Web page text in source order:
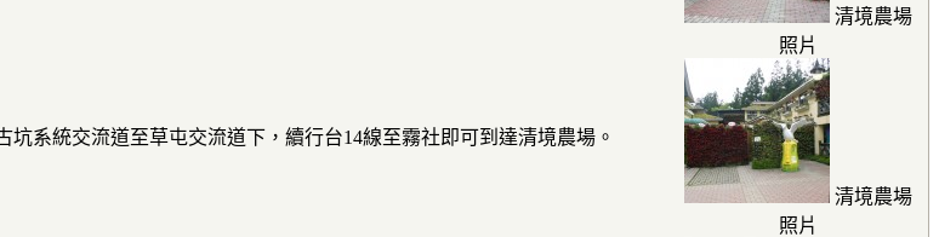
清境農場
照片
清境農場
照片
系統交流道至草屯交流道下，續行台14線至霧社即可到達清境農場。